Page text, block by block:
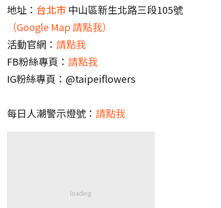
地址： 台北市 中山區新生北路三段105號
（Google Map 請點我）
活動官網： 請點我
FB粉絲專頁： 請點我
IG粉絲專頁：@taipeiflowers
每日人潮警示燈號： 請點我